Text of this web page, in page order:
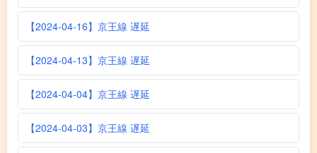
【2024-04-16】京王線 遅延
【2024-04-13】京王線 遅延
【2024-04-04】京王線 遅延
【2024-04-03】京王線 遅延